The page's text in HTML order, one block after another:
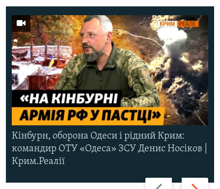
Назад Вперед
Кінбурн, оборона Одеси і рідний Крим:
командир ОТУ «Одеса» ЗСУ Денис Носіков |
Крим.Реалії